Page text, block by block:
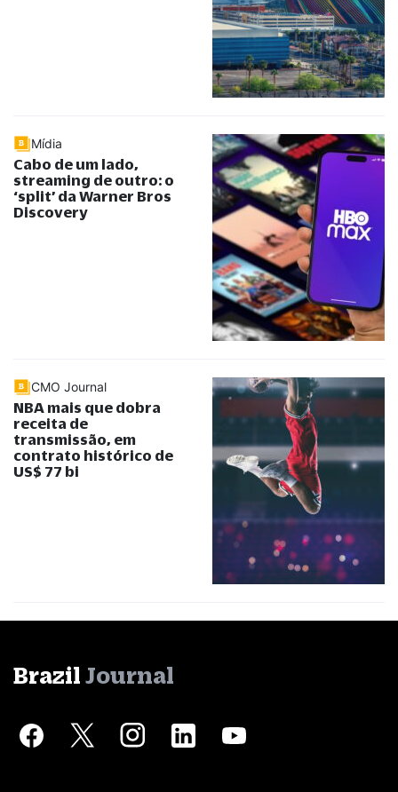
Mídia
Cabo de um lado,
streaming de outro: o
‘split’ da Warner Bros
Discovery
CMO Journal
NBA mais que dobra
receita de
transmissão, em
contrato histórico de
US$ 77 bi
Brazil Journal